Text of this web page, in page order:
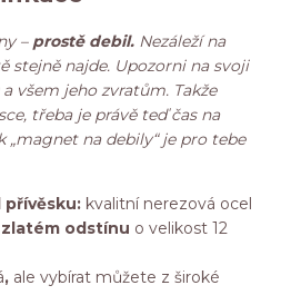
– prostě debil. Nezáleží na
stejně najde. Upozorni na svoji
všem jeho zvratům. Takže
třeba je právě teď čas na
na debily“ je pro tebe
přívěsku: kvalitní nerezová ocel
zlatém odstínu o velikost 12
, ale vybírat můžete z široké